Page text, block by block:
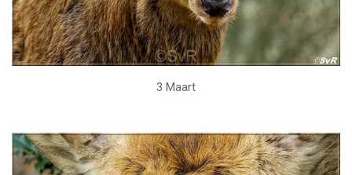
3 Maart